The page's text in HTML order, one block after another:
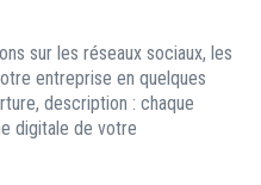
sur les réseaux sociaux, les
entreprise en quelques
description : chaque
digitale de votre